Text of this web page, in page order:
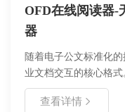
OFD在线阅读器-
器
随着电子公文标准化
业文档交互的核心格
在线预览的必要性，并
OFDView 工具（
查看详情